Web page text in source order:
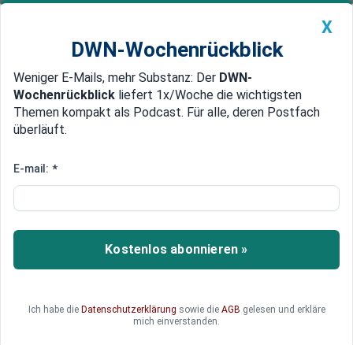
Newsticker MEIN DWN: Geldanlage Premium
Edelmetalle DWN-Magazin China
Software erkennt männliche und weibliche Denkmuster
Studie beweist: Gehirne von
Mann und Frau funktionieren
unterschiedlich
Die Gehirne von Frauen und Männern
von Künstlicher Intelligenz (KI) durchgeführt
X
DWN-Wochenrückblick
Weniger E-Mails, mehr Substanz: Der DWN-
Wochenrückblick liefert 1x/Woche die wichtigsten
Themen kompakt als Podcast. Für alle, deren Postfach
überläuft.
E-mail: *
Kostenlos abonnieren »
Ich habe die Datenschutzerklärung sowie die AGB gelesen und erkläre
mich einverstanden.